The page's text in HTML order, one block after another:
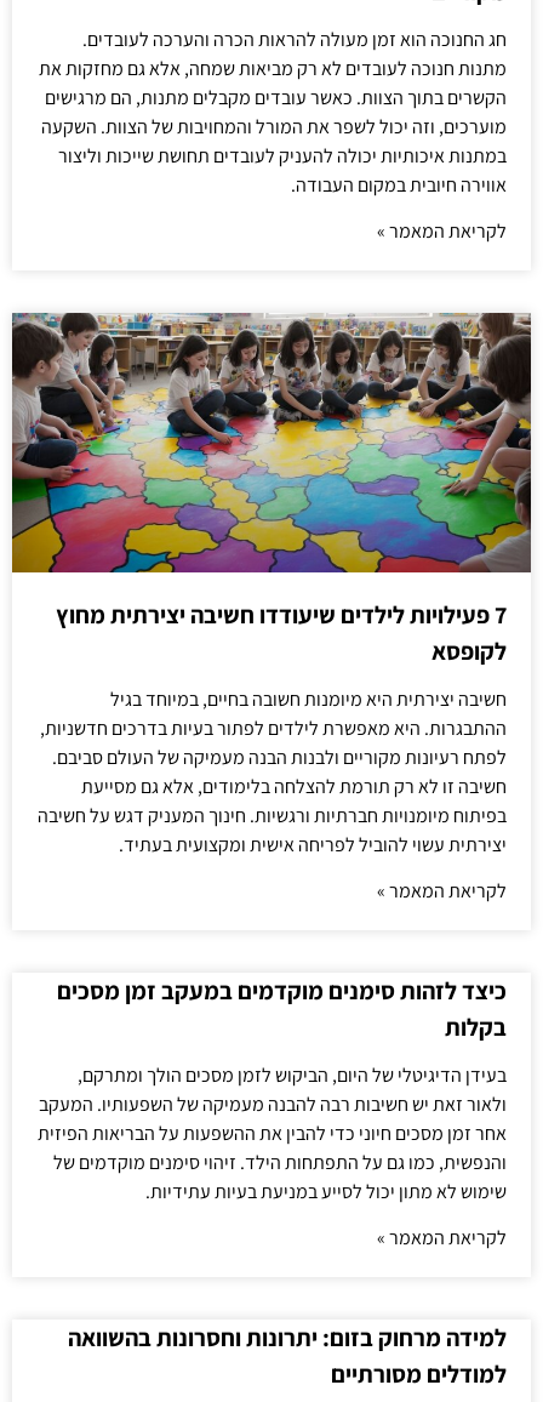
חג החנוכה הוא זמן מעולה להראות הכרה והערכה לעובדים.
מתנות חנוכה לעובדים לא רק מביאות שמחה, אלא גם מחזקות את
הקשרים בתוך הצוות. כאשר עובדים מקבלים מתנות, הם מרגישים
מוערכים, וזה יכול לשפר את המורל והמחויבות של הצוות. השקעה
במתנות איכותיות יכולה להעניק לעובדים תחושת שייכות וליצור
אווירה חיובית במקום העבודה.
לקריאת המאמר »
7 פעילויות לילדים שיעודדו חשיבה יצירתית מחוץ
לקופסא
חשיבה יצירתית היא מיומנות חשובה בחיים, במיוחד בגיל
ההתבגרות. היא מאפשרת לילדים לפתור בעיות בדרכים חדשניות,
לפתח רעיונות מקוריים ולבנות הבנה מעמיקה של העולם סביבם.
חשיבה זו לא רק תורמת להצלחה בלימודים, אלא גם מסייעת
בפיתוח מיומנויות חברתיות ורגשיות. חינוך המעניק דגש על חשיבה
יצירתית עשוי להוביל לפריחה אישית ומקצועית בעתיד.
לקריאת המאמר »
כיצד לזהות סימנים מוקדמים במעקב זמן מסכים
בקלות
בעידן הדיגיטלי של היום, הביקוש לזמן מסכים הולך ומתרקם,
ולאור זאת יש חשיבות רבה להבנה מעמיקה של השפעותיו. המעקב
אחר זמן מסכים חיוני כדי להבין את ההשפעות על הבריאות הפיזית
והנפשית, כמו גם על התפתחות הילד. זיהוי סימנים מוקדמים של
שימוש לא מתון יכול לסייע במניעת בעיות עתידיות.
לקריאת המאמר »
למידה מרחוק בזום: יתרונות וחסרונות בהשוואה
למודלים מסורתיים